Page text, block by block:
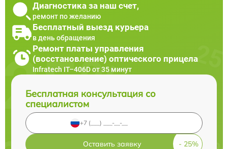
Диагностика за наш счет,
ремонт по желанию
Бесплатный выезд курьера
в день обращения
Ремонт платы управления
(восстановление) оптического прицела
Infratech IT–406D от 35 минут
Бесплатная консультация со
специалистом
Оставить заявку